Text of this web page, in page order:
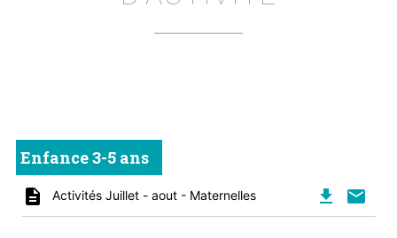
Enfance 3-5 ans
mail
file_download
Activités Juillet - aout - Maternelles
description